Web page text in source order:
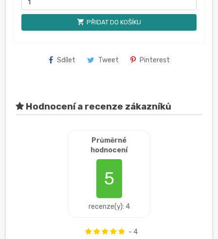
shopping_cart PŘIDAT DO KOŠÍKU
Sdílet Tweet Pinterest
Hodnocení a recenze zákazníků
Průměrné
hodnocení
5
recenze(y): 4
- 4